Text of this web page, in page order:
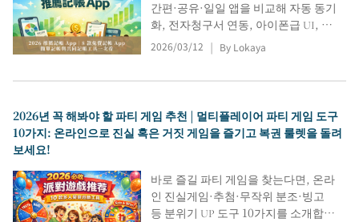
간편·공유·일일 앱을 비교해 자동 동기
화, 전자청구서 연동, 아이폰급 UI, 가
족 예산 기능까지 정리했습니다. 지출
흐름·고정비·예산 부족 구간을 빠르게
2026/03/12 By Lokaya
2026년 꼭 해봐야 할 파티 게임 추천 | 멀티플레이어 파티 게임 도구
10가지: 온라인으로 진실 혹은 거짓 게임을 즐기고 복권 룰렛을 돌려
보세요!
바로 즐길 파티 게임을 찾는다면, 온라
인 진실게임·추첨·무작위 분조·빙고
등 분위기 UP 도구 10가지를 소개합니